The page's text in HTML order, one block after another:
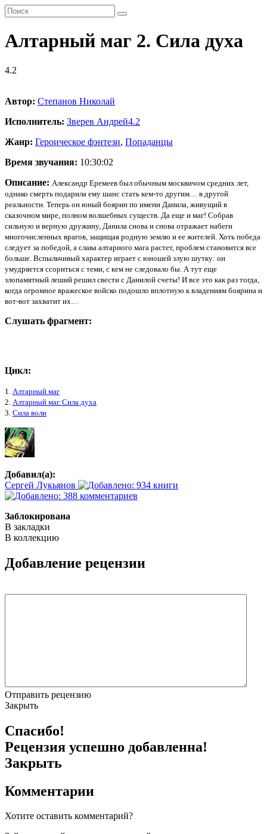
Алтарный маг 2. Сила духа
4.2
Автор: Степанов Николай
Исполнитель: Зверев Андрей4.2
Жанр: Героическое фэнтези, Попаданцы
Время звучания: 10:30:02
Описание: Александр Еремеев был обычным москвичом средних лет,
однако смерть подарила ему шанс стать кем-то другим… в другой
реальности. Теперь он юный боярин по имени Данила, живущий в
сказочном мире, полном волшебных существ. Да еще и маг! Собрав
сильную и верную дружину, Данила снова и снова отражает набеги
многочисленных врагов, защищая родную землю и ее жителей. Хоть победа
следует за победой, а слава алтарного мага растет, проблем становится все
больше. Вспыльчивый характер играет с юношей злую шутку: он
умудряется ссориться с теми, с кем не следовало бы. А тут еще
злопамятный леший решил свести с Данилой счеты! И все это как раз тогда,
когда огромное вражеское войско подошло вплотную к владениям боярина и
вот-вот захватит их…
Слушать фрагмент:
Цикл:
1. Алтарный маг
2. Алтарный маг. Сила духа
3. Сила воли
Добавил(а):
Сергей Лукьянов
Заблокирована
В закладки
В коллекцию
Добавление рецензии
Отправить рецензию
Закрыть
Спасибо!
Рецензия успешно добавленна!
Закрыть
Комментарии
Хотите оставить комментарий?